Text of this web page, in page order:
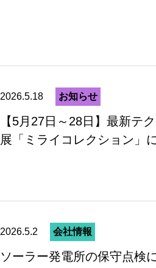
2026.5.18 お知らせ
【5月27日～28日】最新テ
展「ミライコレクション」
2026.5.2 会社情報
ソーラー発電所の保守点検